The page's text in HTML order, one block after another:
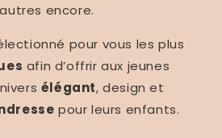
encore.
pour vous les plus
afin d’offrir aux jeunes
élégant, design et
pour leurs enfants.